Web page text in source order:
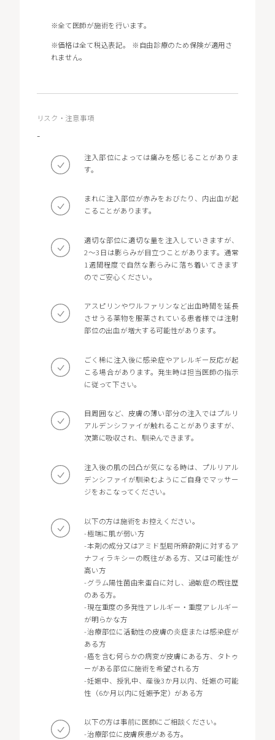
ケアシス-S(ペップビュー)付き
メニューをお選びいただき、ご要望欄に「コース希望」と
ご記入ください。
※コース契約済でチケットをお持ちの方は「チケット」と
の「チケット」から選択・予約が可能です）。
※3回コースをご契約の場合、ケアシス-S(ペップビュー)
※全て医師が施術を行います。
※価格は全て税込表記。 ※自由診療のため保険が適用さ
れません。
リスク・注意事項
-
注入部位によっては痛みを感じることがありま
す。
まれに注入部位が赤みをおびたり、内出血が起
こることがあります。
適切な部位に適切な量を注入していきますが、
2～3日は膨らみが目立つことがあります。通常
1週間程度で自然な膨らみに落ち着いてきます
のでご安心ください。
アスピリンやワルファリンなど出血時間を延長
させうる薬物を服薬されている患者様では注射
部位の出血が増大する可能性があります。
ごく稀に注入後に感染症やアレルギー反応が起
こる場合があります。発生時は担当医師の指示
に従って下さい。
目周囲など、皮膚の薄い部分の注入ではプルリ
アルデンシファイが触れることがありますが、
次第に吸収され、馴染んできます。
注入後の肌の凹凸が気になる時は、プルリアル
デンシファイが馴染むようにご自身でマッサー
ジをおこなってください。
以下の方は施術をお控えください。
-極端に肌が弱い方
-本剤の成分又はアミド型局所麻酔剤に対するア
ナフィラキシーの既往がある方、又は可能性が
高い方
-グラム陽性菌由来蛋白に対し、過敏症の既往歴
のある方。
-現在重度の多発性アレルギー・重度アレルギー
が明らかな方
-治療部位に活動性の皮膚の炎症または感染症が
ある方
-癌を含む何らかの病変が皮膚にある方、タトゥ
ーがある部位に施術を希望される方
-妊娠中、授乳中、産後3か月以内、妊娠の可能
性（6か月以内に妊娠予定）がある方
以下の方は事前に医師にご相談ください。
-治療部位に皮膚疾患がある方。